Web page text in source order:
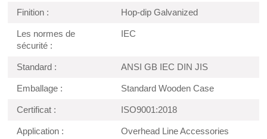
Finition : Hop-dip Galvanized
Les normes de
sécurité :
IEC
Standard : ANSI GB IEC DIN JIS
Emballage : Standard Wooden Case
Certificat : ISO9001:2018
Application : Overhead Line Accessories